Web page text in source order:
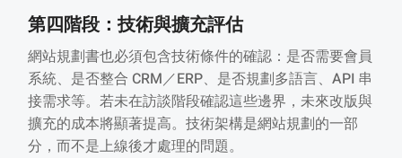
第四階段：技術與擴充評估
網站規劃書也必須包含技術條件的確認：是否需要會員
系統、是否整合 CRM／ERP、是否規劃多語言、API 串
接需求等。若未在訪談階段確認這些邊界，未來改版與
擴充的成本將顯著提高。技術架構是網站規劃的一部
分，而不是上線後才處理的問題。